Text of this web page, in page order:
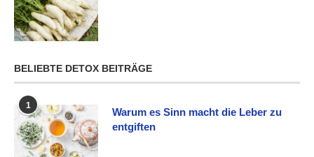
BELIEBTE DETOX BEITRÄGE
1
Warum es Sinn macht die Leber zu
entgiften